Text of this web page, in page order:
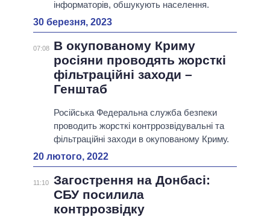
інформаторів, обшукують населення.
30 березня, 2023
07:08
В окупованому Криму
росіяни проводять жорсткі
фільтраційні заходи –
Генштаб
Російська Федеральна служба безпеки
проводить жорсткі контррозвідувальні та
фільтраційні заходи в окупованому Криму.
20 лютого, 2022
11:10
Загострення на Донбасі:
СБУ посилила
контррозвідку